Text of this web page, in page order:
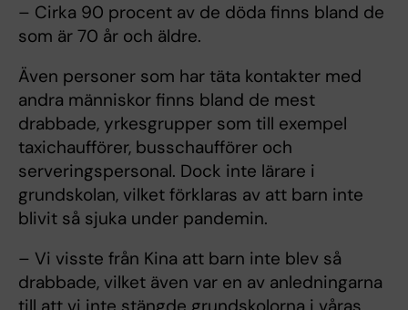
– Cirka 90 procent av de döda finns bland de
som är 70 år och äldre.
Även personer som har täta kontakter med
andra människor finns bland de mest
drabbade, yrkesgrupper som till exempel
taxichaufförer, busschaufförer och
serveringspersonal. Dock inte lärare i
grundskolan, vilket förklaras av att barn inte
blivit så sjuka under pandemin.
– Vi visste från Kina att barn inte blev så
drabbade, vilket även var en av anledningarna